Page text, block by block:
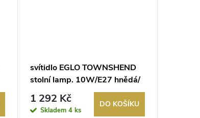
svítidlo EGLO TOWNSHEND
stolní lamp. 10W/E27 hnědá/
černá
1 292 Kč
Skladem 4 ks
DO KOŠÍKU